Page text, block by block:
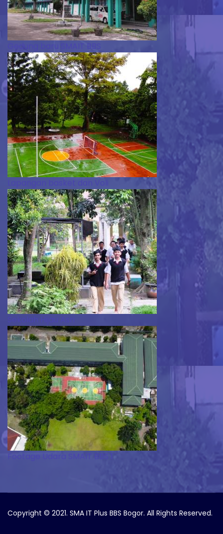
Gedung baru SMAIT BBS
Lapangan basket dan Voli
Sekolah Hijau Asri
Footage Udara SMAIT BBS 1
Copyright © 2021. SMA IT Plus BBS Bogor. All Rights Reserved.